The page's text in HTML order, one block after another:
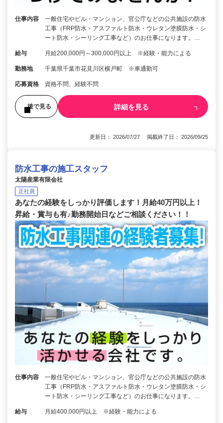
仕事内容
一般住宅やビル・マンション、官公庁などの公共施設の防水
工事（FRP防水・アスファルト防水・ウレタン塗膜防水・シ
ート防水・シーリング工事など）のお仕事になります。…
給与 月給200,000円～300,000円以上 ※経験・能力による
勤務地 千葉県千葉市花見川区横戸町 ※車通勤可
応募資格 資格不問、経験不問
後で見る 詳細を見る
更新日： 2026/07/27 掲載終了日： 2026/09/25
防水工事の施工スタッフ
太陽産業有限会社
正社員
あなたの経験をしっかり評価します！月給40万円以上！
昇給・賞与も有♪勤務開始日などご相談ください！！
仕事内容
一般住宅やビル・マンション、官公庁などの公共施設の防水
工事（FRP防水・アスファルト防水・ウレタン塗膜防水・シ
ート防水・シーリング工事など）のお仕事になります。…
給与 月給400,000円以上 ※経験・能力による